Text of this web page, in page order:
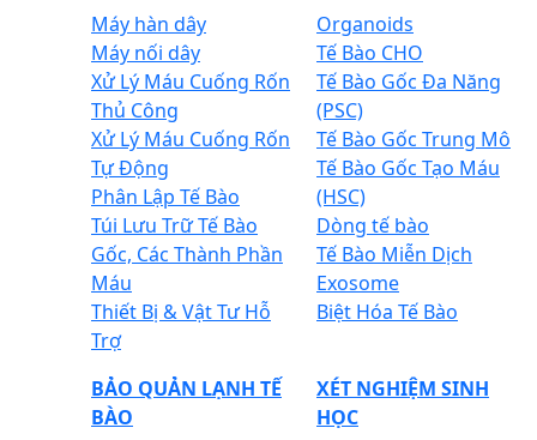
Máy hàn dây
Máy nối dây
Xử Lý Máu Cuống Rốn
Thủ Công
Xử Lý Máu Cuống Rốn
Tự Động
Phân Lập Tế Bào
Túi Lưu Trữ Tế Bào
Gốc, Các Thành Phần
Máu
Thiết Bị & Vật Tư Hỗ
Trợ
Organoids
Tế Bào CHO
Tế Bào Gốc Đa Năng
(PSC)
Tế Bào Gốc Trung Mô
Tế Bào Gốc Tạo Máu
(HSC)
Dòng tế bào
Tế Bào Miễn Dịch
Exosome
Biệt Hóa Tế Bào
BẢO QUẢN LẠNH TẾ
BÀO
XÉT NGHIỆM SINH
HỌC